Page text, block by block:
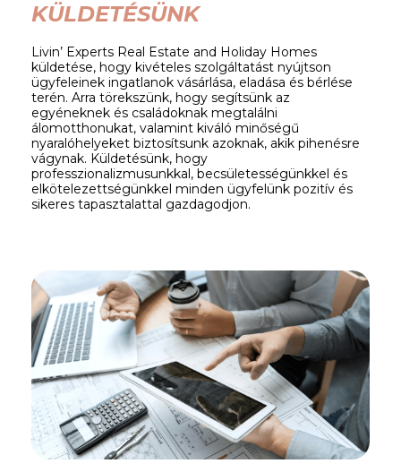
KÜLDETÉSÜNK
Livin’ Experts Real Estate and Holiday Homes
küldetése, hogy kivételes szolgáltatást nyújtson
ügyfeleinek ingatlanok vásárlása, eladása és bérlése
terén. Arra törekszünk, hogy segítsünk az
egyéneknek és családoknak megtalálni
álomotthonukat, valamint kiváló minőségű
nyaralóhelyeket biztosítsunk azoknak, akik pihenésre
vágynak. Küldetésünk, hogy
professzionalizmusunkkal, becsületességünkkel és
elkötelezettségünkkel minden ügyfelünk pozitív és
sikeres tapasztalattal gazdagodjon.